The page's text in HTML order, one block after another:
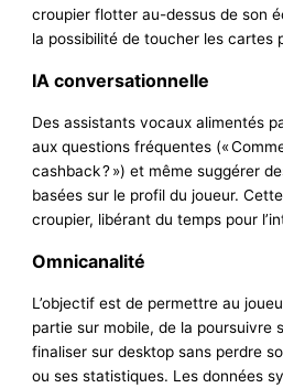
croupier flotter au-dessus de son
la possibilité de toucher les cartes
IA conversationnelle
Des assistants vocaux alimentés
aux questions fréquentes («
cashback ? ») et même suggérer
basées sur le profil du joueur.
croupier, libérant du temps pour
Omnicanalité
L’objectif est de permettre au
partie sur mobile, de la poursuivre
finaliser sur desktop sans perdre
ou ses statistiques. Les données